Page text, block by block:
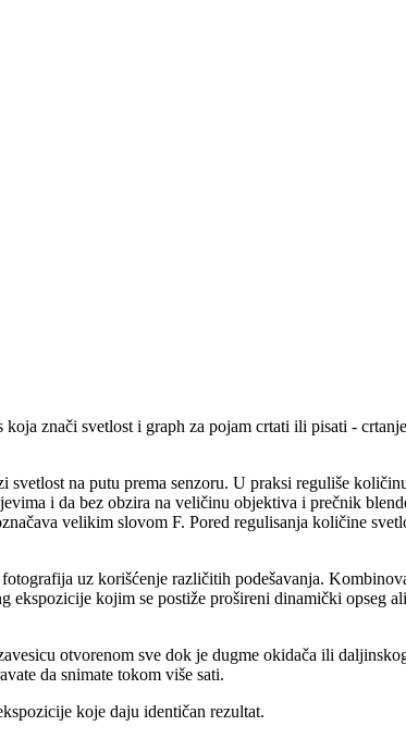
znači svetlost i graph za pojam crtati ili pisati -
na putu prema senzoru. U praksi reguliše
i da bez obzira na veličinu objektiva i prečnik
velikim slovom F. Pored regulisanja količine
uz korišćenje različitih podešavanja.
kojim se postiže prošireni dinamički opseg
otvorenom sve dok je dugme okidača ili
da snimate tokom više sati.
koje daju identičan rezultat.